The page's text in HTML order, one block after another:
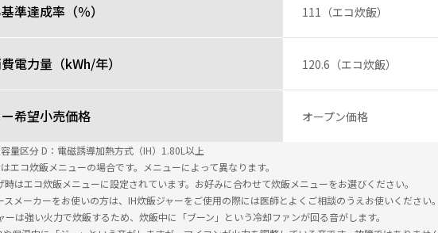
準達成率（％） 111（エコ炊飯）
電力量（kWh/年） 120.6（エコ炊飯）
希望小売価格 オープン価格
量区分 D：電磁誘導加熱方式（IH）1.80L以上
エコ炊飯メニューの場合です。メニューによって異なります。
はエコ炊飯メニューに設定されています。お好みに合わせて炊飯メニューをお選びください。
メーカーをお使いの方は、IH炊飯ジャーをご使用の際には医師とよくご相談のうえお使いください
ーは強い火力で炊飯するため、炊飯中に「ブーン」という冷却ファンが回る音がします。